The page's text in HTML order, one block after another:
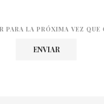
PARA LA PRÓXIMA VEZ QUE